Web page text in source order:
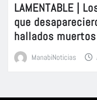
LAMENTABLE |
que
hallados
ManabiNoticias